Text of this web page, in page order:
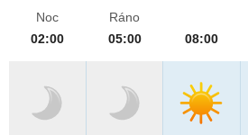
Noc
02:00
Ráno
05:00
08:00